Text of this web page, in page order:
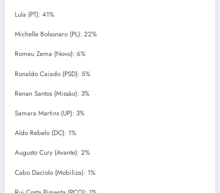
Lula (PT): 41%
Michelle Bolsonaro (PL): 22%
Romeu Zema (Novo): 6%
Ronaldo Caiado (PSD): 5%
Renan Santos (Missão): 3%
Samara Martins (UP): 3%
Aldo Rebelo (DC): 1%
Augusto Cury (Avante): 2%
Cabo Daciolo (Mobiliza): 1%